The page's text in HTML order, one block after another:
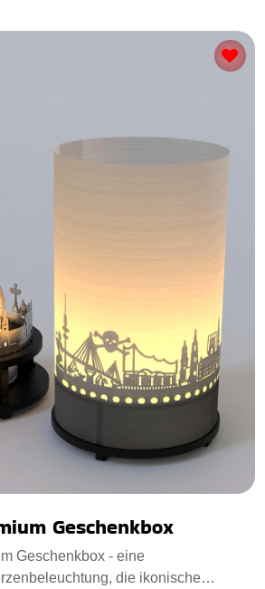
Geschenkbox
Geschenkbox - eine
die ikonische